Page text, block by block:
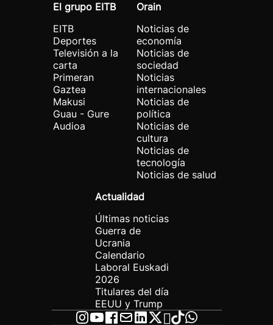
El grupo EITB
EITB
Deportes
Televisión a la
carta
Primeran
Gaztea
Makusi
Guau - Gure
Audioa
Orain
Noticias de
economía
Noticias de
sociedad
Noticias
internacionales
Noticias de
política
Noticias de
cultura
Noticias de
tecnología
Noticias de salud
Actualidad
Últimas noticias
Guerra de
Ucrania
Calendario
Laboral Euskadi
2026
Titulares del día
EEUU y Trump